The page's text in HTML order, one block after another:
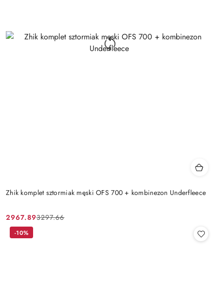
Zhik komplet sztormiak męski OFS 700 + kombinezon Underfleece
Cena
promocyjna:
2967.89
Cena
przed
3297.66
-10%